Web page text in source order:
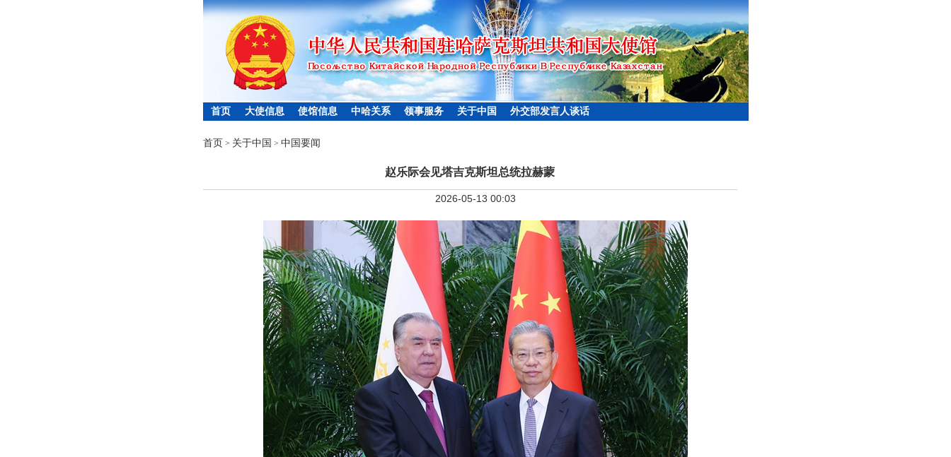
首页 大使信息 使馆信息 中哈关系 领事服务 关于中国 外交部发言人谈话
首页 > 关于中国 > 中国要闻
赵乐际会见塔吉克斯坦总统拉赫蒙
2026-05-13 00:03